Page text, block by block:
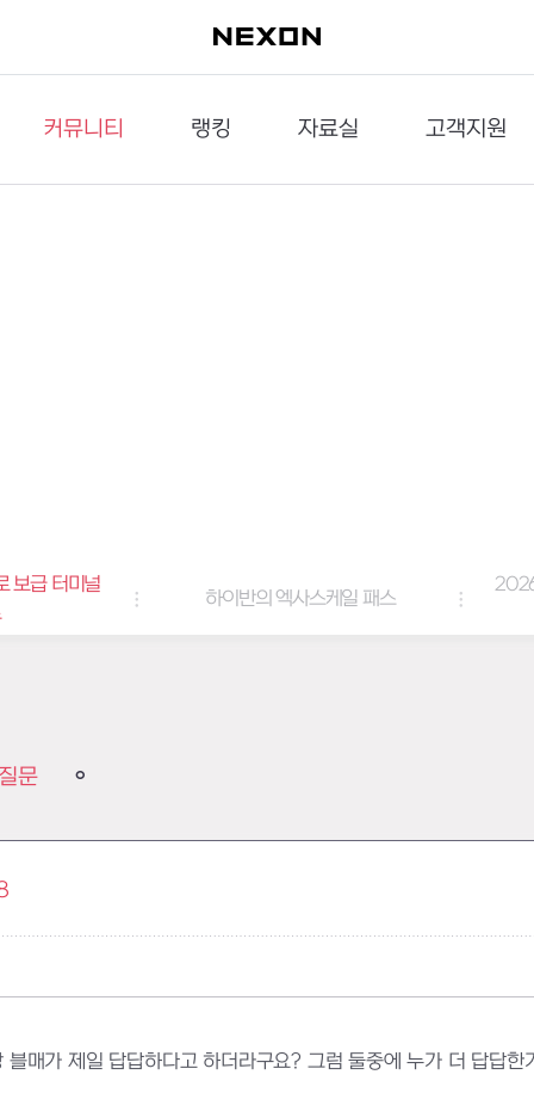
커뮤니티
이슈게시판
랭킹
던전랭킹
자료실
다운로드
고객지원
문의하기
보급 터미널
하이반의 엑사스케일 패스
문
매가 제일 답답하다고 하더라구요? 그럼 둘중에 누가 더 답답한